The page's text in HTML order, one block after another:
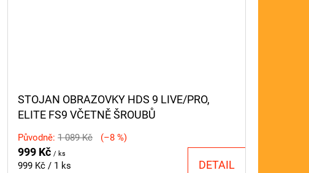
STOJAN OBRAZOVKY HDS 9 LIVE/PRO,
ELITE FS9 VČETNĚ ŠROUBŮ
Původně: 1 089 Kč (–8 %)
999 Kč / ks
Měrná
999 Kč / 1 ks DETAIL